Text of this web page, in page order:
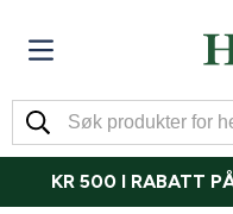
KR 500 I RABATT